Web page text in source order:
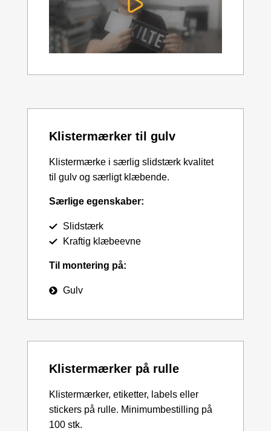
Klistermærker til gulv
Klistermærke i særlig slidstærk kvalitet
til gulv og særligt klæbende.
Særlige egenskaber:
Slidstærk
Kraftig klæbeevne
Til montering på:
Gulv
Klistermærker på rulle
Klistermærker, etiketter, labels eller
stickers på rulle. Minimumbestilling på
100 stk.